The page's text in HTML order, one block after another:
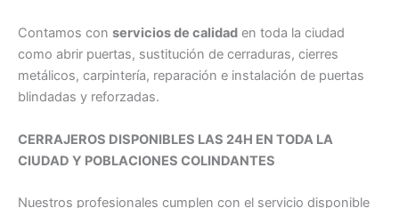
Contamos con servicios de calidad en toda la ciudad
como abrir puertas, sustitución de cerraduras, cierres
metálicos, carpintería, reparación e instalación de puertas
blindadas y reforzadas.
CERRAJEROS DISPONIBLES LAS 24H EN TODA LA
CIUDAD Y POBLACIONES COLINDANTES
Nuestros profesionales cumplen con el servicio disponible